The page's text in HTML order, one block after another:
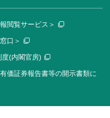
閲覧サービス＞
口＞
(内閣官房)
価証券報告書等の開示書類に